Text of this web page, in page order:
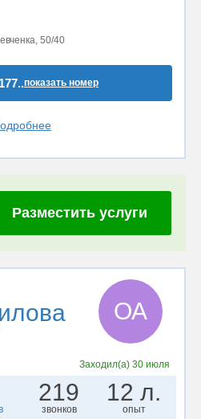
50/40
показать номер
Разместить услуги
ОА
Заходил(а)30 июля
219
звонков
12 л.
опыт